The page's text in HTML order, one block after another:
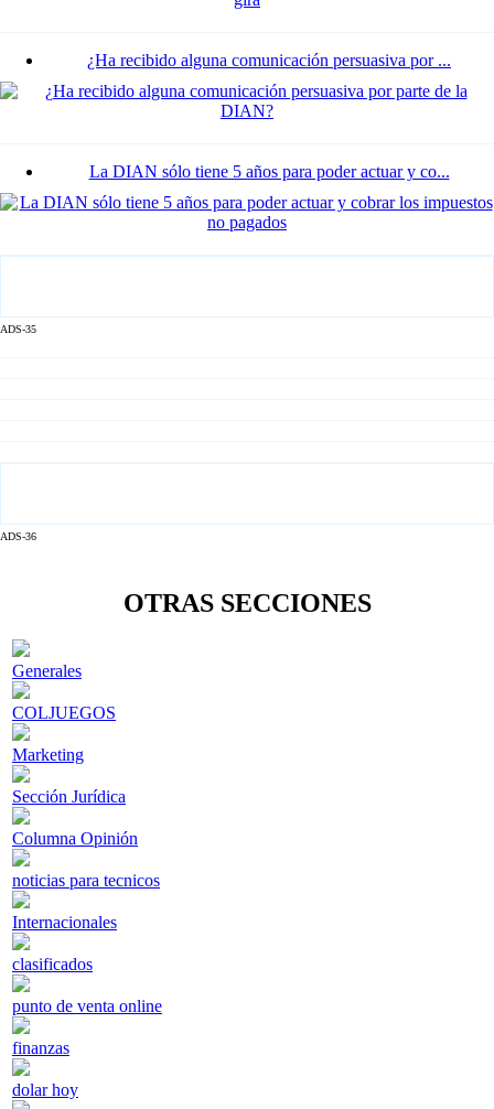
¿Ha recibido alguna comunicación persuasiva por ...
La DIAN sólo tiene 5 años para poder actuar y co...
ADS-35
ADS-36
OTRAS SECCIONES
Generales
COLJUEGOS
Marketing
Sección Jurídica
Columna Opinión
noticias para tecnicos
Internacionales
clasificados
punto de venta online
finanzas
dolar hoy